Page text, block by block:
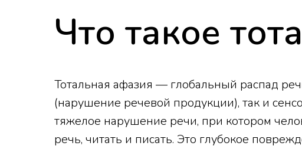
Что такое
Тотальная афазия — глобальный распад
(нарушение речевой продукции), так и
тяжелое нарушение речи, при котором
речь, читать и писать. Это глубокое